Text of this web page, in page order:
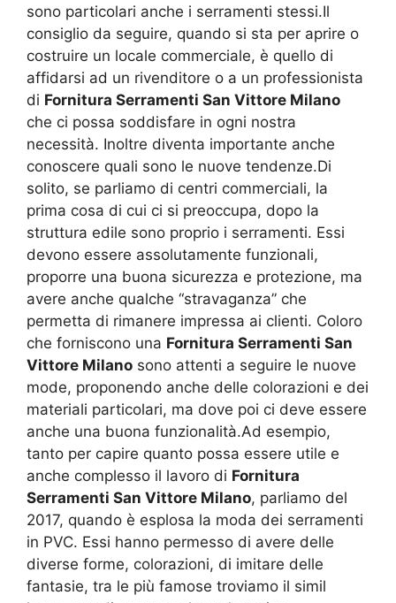
sono particolari anche i serramenti stessi.Il
consiglio da seguire, quando si sta per aprire o
costruire un locale commerciale, è quello di
affidarsi ad un rivenditore o a un professionista
di Fornitura Serramenti San Vittore Milano
che ci possa soddisfare in ogni nostra
necessità. Inoltre diventa importante anche
conoscere quali sono le nuove tendenze.Di
solito, se parliamo di centri commerciali, la
prima cosa di cui ci si preoccupa, dopo la
struttura edile sono proprio i serramenti. Essi
devono essere assolutamente funzionali,
proporre una buona sicurezza e protezione, ma
avere anche qualche “stravaganza” che
permetta di rimanere impressa ai clienti. Coloro
che forniscono una Fornitura Serramenti San
Vittore Milano sono attenti a seguire le nuove
mode, proponendo anche delle colorazioni e dei
materiali particolari, ma dove poi ci deve essere
anche una buona funzionalità.Ad esempio,
tanto per capire quanto possa essere utile e
anche complesso il lavoro di Fornitura
Serramenti San Vittore Milano, parliamo del
2017, quando è esplosa la moda dei serramenti
in PVC. Essi hanno permesso di avere delle
diverse forme, colorazioni, di imitare delle
fantasie, tra le più famose troviamo il simil